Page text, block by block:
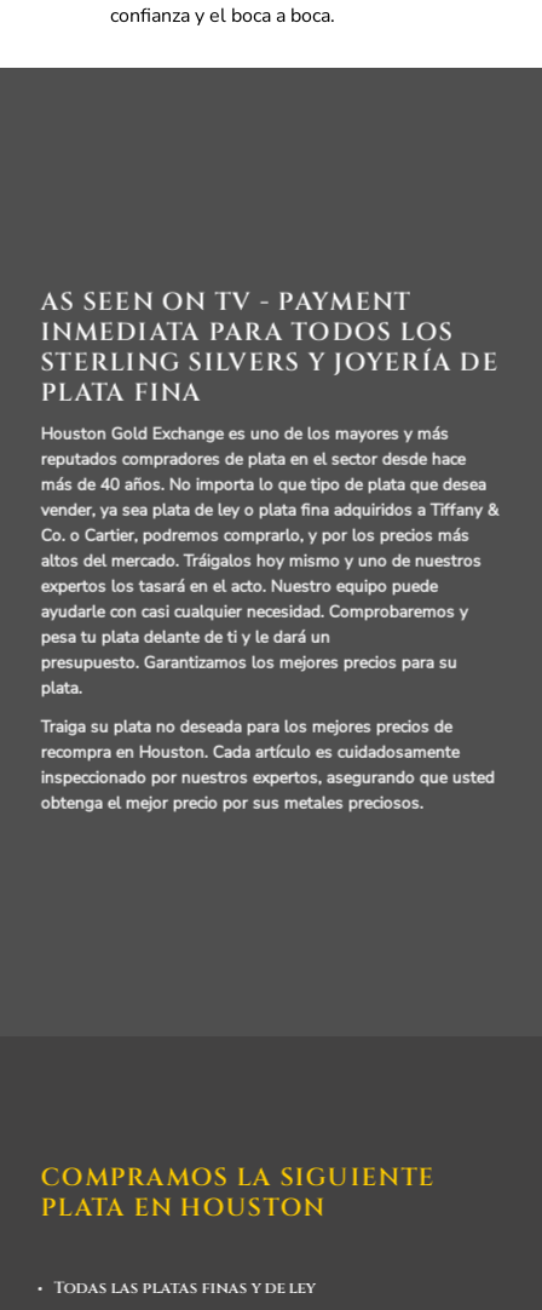
confianza y el boca a boca.
AS SEEN ON TV - PAYMENT
INMEDIATA PARA TODOS LOS
STERLING SILVERS Y JOYERÍA DE
PLATA FINA
Houston Gold Exchange es uno de los mayores y más
reputados compradores de plataen el sector desde hace
más de 40 años. No importa lo quetipo de plata que desea
vender, ya sea plata de ley o plata finaadquiridos aTiffany &
Co.o Cartier,podremos comprarlo, y por los precios más
altos del mercado. Tráigalos hoy mismo y uno de nuestros
expertos los tasará en el acto. Nuestro equipo puede
ayudarle con casi cualquier necesidad. Comprobaremos y
pesa tu plata delante de tiy le dará un
presupuesto. Garantizamos los mejores precios para su
plata.
Traiga su plata no deseada para los mejores precios de
recompra en Houston. Cada artículo es cuidadosamente
inspeccionado por nuestros expertos, asegurando que usted
obtenga el mejor precio por sus metales preciosos.
COMPRAMOS LA SIGUIENTE
PLATA EN HOUSTON
Todas las platas finas y de ley